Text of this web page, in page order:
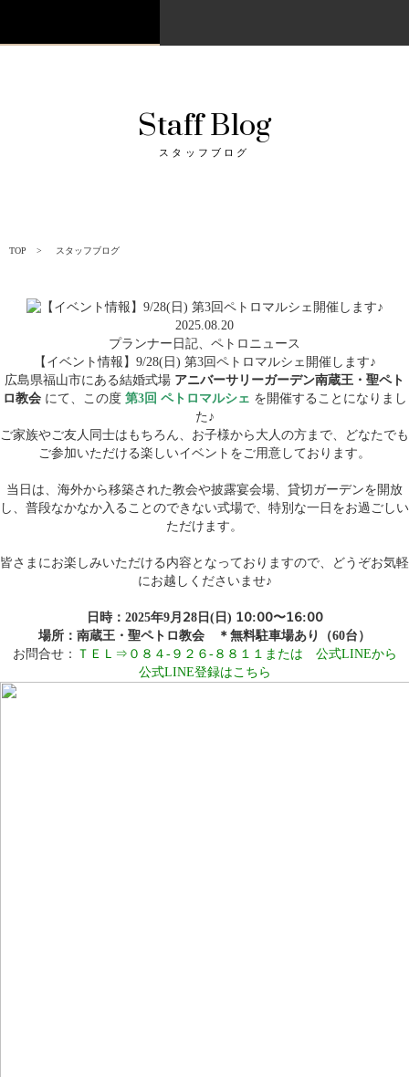
Staff Blog
スタッフブログ
TOP スタッフブログ
2025.08.20
プランナー日記、 ペトロニュース
【イベント情報】9/28(日) 第3回ペトロマルシェ開催します♪
広島県福山市にある結婚式場 アニバーサリーガーデン南蔵王・聖ペト
ロ教会 にて、この度 第3回 ペトロマルシェ を開催することになりまし
た♪
ご家族やご友人同士はもちろん、お子様から大人の方まで、どなたでも
ご参加いただける楽しいイベントをご用意しております。
当日は、海外から移築された教会や披露宴会場、貸切ガーデンを開放
し、普段なかなか入ることのできない式場で、特別な一日をお過ごしい
ただけます。
皆さまにお楽しみいただける内容となっておりますので、どうぞお気軽
にお越しくださいませ♪
日時：2025年9月𝟤8日(日) 𝟣𝟢:𝟢𝟢〜𝟣𝟨:𝟢𝟢
場所：南蔵王・聖ペトロ教会 ＊無料駐車場あり（60台）
お問合せ： ＴＥＬ⇒０８４-９２６-８８１１または 公式LINEから
公式LINE登録はこちら